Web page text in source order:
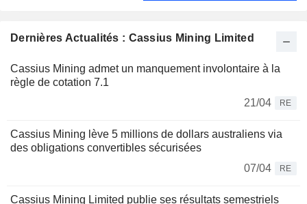
Dernières Actualités : Cassius Mining Limited
Cassius Mining admet un manquement involontaire à la
règle de cotation 7.1
21/04
RE
Cassius Mining lève 5 millions de dollars australiens via
des obligations convertibles sécurisées
07/04
RE
Cassius Mining Limited publie ses résultats semestriels